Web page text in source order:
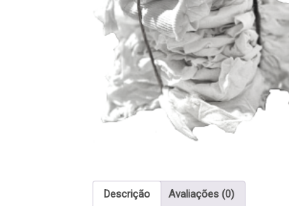
Descrição Avaliações (0)